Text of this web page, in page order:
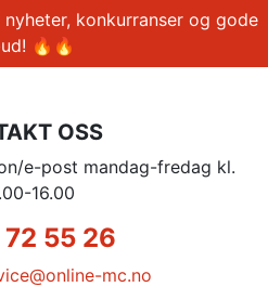
konkurranser og gode
🔥🔥
OSS
e-post mandag-fredag kl.
16.00
55 26
mc.no